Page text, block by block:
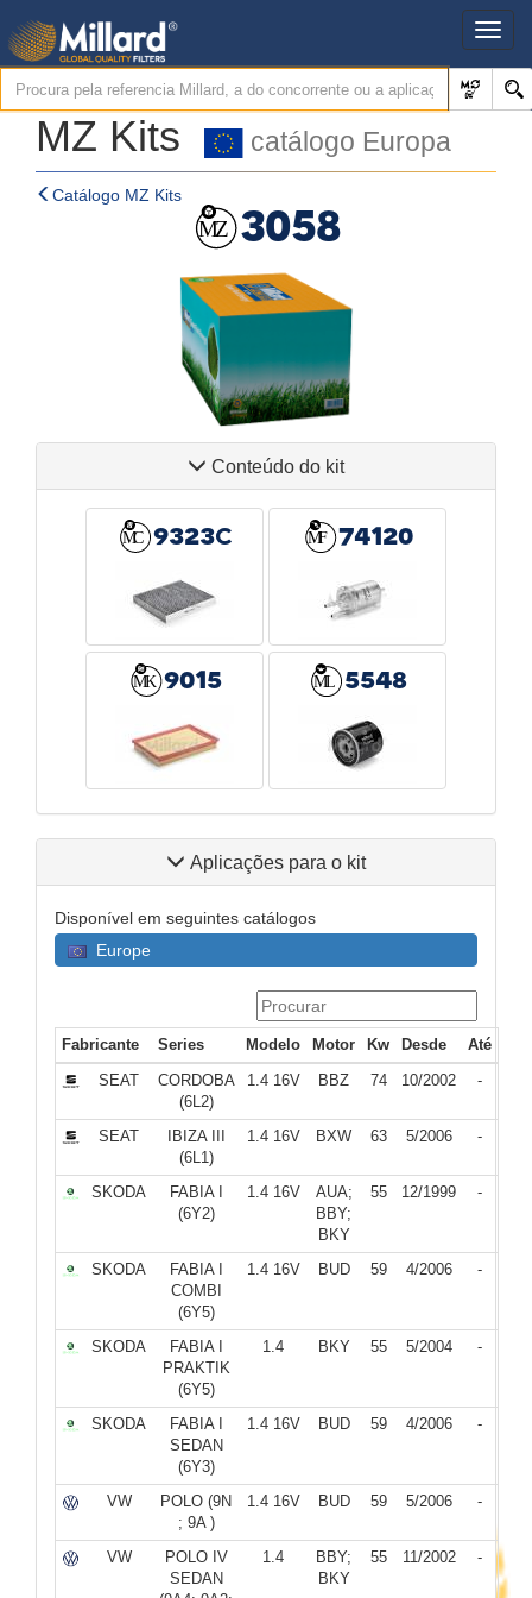
MZ Kits catálogo Europa
Catálogo MZ Kits
3058
Conteúdo do kit
9323C 74120
9015 5548
Aplicações para o kit
Disponível em seguintes catálogos
Europe
Fabricante Series Modelo Motor Kw Desde
Até
SEAT
CORDOBA
(6L2)
1.4 16V BBZ 74 10/2002 -
SEAT
IBIZA III
(6L1)
1.4 16V BXW 63 5/2006 -
SKODA
FABIA I
(6Y2)
1.4 16V
AUA;
BBY;
BKY
55 12/1999 -
SKODA
FABIA I
COMBI
(6Y5)
1.4 16V BUD 59 4/2006 -
SKODA
FABIA I
PRAKTIK
(6Y5)
1.4 BKY 55 5/2004 -
SKODA
FABIA I
SEDAN
(6Y3)
1.4 16V BUD 59 4/2006 -
VW
POLO (9N
; 9A )
1.4 16V BUD 59 5/2006 -
VW
POLO IV
SEDAN
1.4
BBY;
BKY
55 11/2002 -